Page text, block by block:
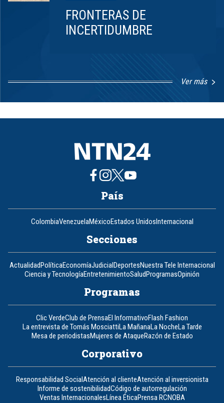
FRONTERAS DE
INCERTIDUMBRE
Ver más
1
8
País
ColombiaVenezuelaMéxicoEstados UnidosInternacional
Secciones
ActualidadPolíticaEconomíaJudicialDeportesNuestra Tele Internacional
Ciencia y TecnologíaEntretenimientoSaludProgramasOpinión
Programas
Clic VerdeClub de PrensaEl InformativoFlash Fashion
La entrevista de Tomás MosciattiLa MañanaLa NocheLa Tarde
Mesa de periodistasMujeres de AtaqueRazón de Estado
Corporativo
Responsabilidad SocialAtención al clienteAtención al inversionista
Informe de sostenibilidadCódigo de autorregulación
Ventas InternacionalesLínea ÉticaPrensa RCNOBA